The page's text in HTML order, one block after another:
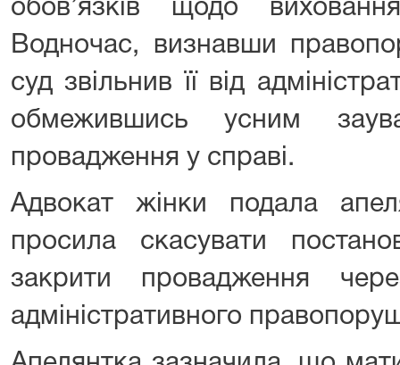
обов’язків щодо
Водночас, визнавши
суд звільнив її від
обмежившись усним
провадження у справі.
Адвокат жінки подала
просила скасувати
закрити провадження
адміністративного